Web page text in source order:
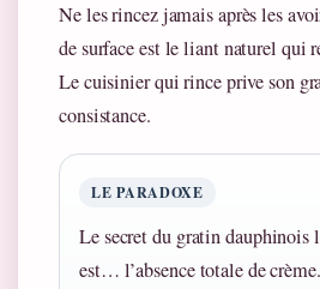
Ne les rincez jamais après les
de surface est le liant naturel qui
Le cuisinier qui rince prive son
consistance.
LE PARADOXE
Le secret du gratin dauphinois
est… l’absence totale de